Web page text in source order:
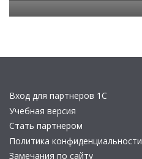
Вход для партнеров 1С
Учебная версия
Стать партнером
Политика конфиденциальности
Замечания по сайту